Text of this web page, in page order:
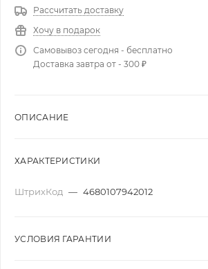
Рассчитать доставку
Хочу в подарок
Самовывоз сегодня - бесплатно
Доставка завтра от - 300 ₽
ОПИСАНИЕ
ХАРАКТЕРИСТИКИ
ШтрихКод — 4680107942012
УСЛОВИЯ ГАРАНТИИ